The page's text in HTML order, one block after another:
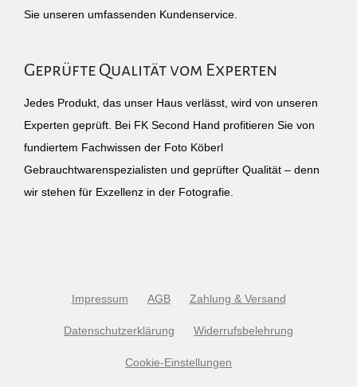
Sie unseren umfassenden Kundenservice.
Geprüfte Qualität vom Experten
Jedes Produkt, das unser Haus verlässt, wird von unseren
Experten geprüft. Bei FK Second Hand profitieren Sie von
fundiertem Fachwissen der Foto Köberl
Gebrauchtwarenspezialisten und geprüfter Qualität – denn
wir stehen für Exzellenz in der Fotografie.
Impressum AGB Zahlung & Versand
Datenschutzerklärung Widerrufsbelehrung
Cookie-Einstellungen